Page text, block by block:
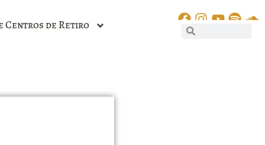
Centros de Retiro